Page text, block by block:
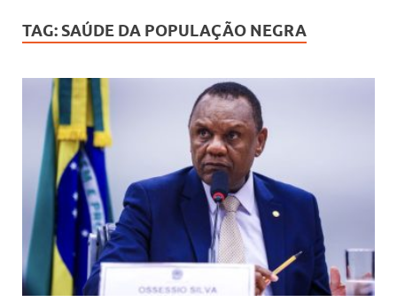
TAG: SAÚDE DA POPULAÇÃO NEGRA